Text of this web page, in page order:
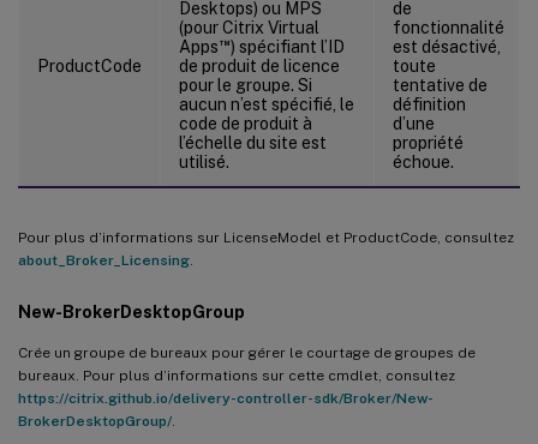
ProductCode
Desktops) ou MPS
(pour Citrix Virtual
Apps™) spécifiant l’ID
de produit de licence
pour le groupe. Si
aucun n’est spécifié, le
code de produit à
l’échelle du site est
utilisé.
de
fonctionnalité
est désactivé,
toute
tentative de
définition
d’une
propriété
échoue.
Pour plus d’informations sur LicenseModel et ProductCode, consultez
about_Broker_Licensing
New-BrokerDesktopGroup
Crée un groupe de bureaux pour gérer le courtage de groupes de
bureaux. Pour plus d’informations sur cette cmdlet, consultez
https://citrix.github.io/delivery-controller-sdk/Broker/New-
BrokerDesktopGroup/